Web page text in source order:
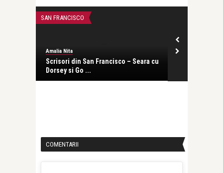
SAN FRANCISCO
Amalia Nita
Scrisori din San Francisco – Seara cu
Dorsey si Go ...
COMENTARII